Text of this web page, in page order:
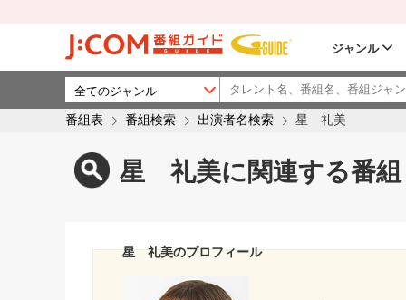
ジャンル
番組表 番組検索 出演者名検索 星 礼美
星 礼美に関連する番組
星 礼美のプロフィール